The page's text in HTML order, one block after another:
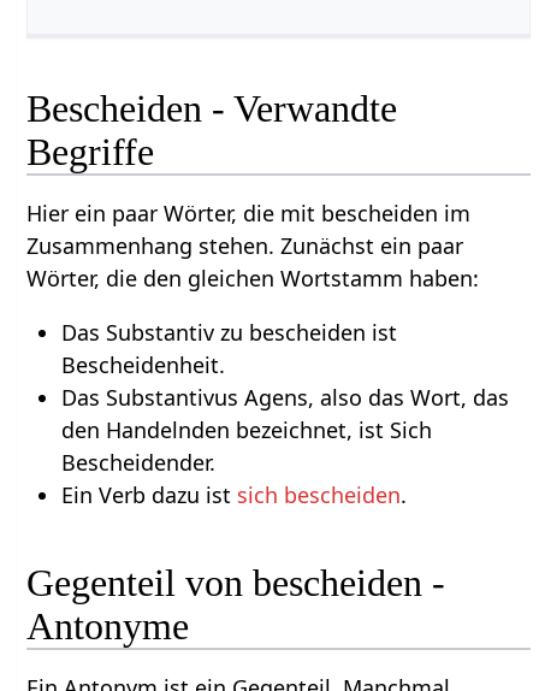
Bescheiden - Verwandte
Begriffe
Hier ein paar Wörter, die mit bescheiden im
Zusammenhang stehen. Zunächst ein paar
Wörter, die den gleichen Wortstamm haben:
Das Substantiv zu bescheiden ist
Bescheidenheit.
Das Substantivus Agens, also das Wort, das
den Handelnden bezeichnet, ist Sich
Bescheidender.
Ein Verb dazu ist sich bescheiden.
Gegenteil von bescheiden -
Antonyme